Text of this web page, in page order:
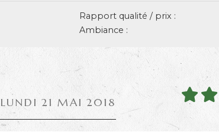
Rapport qualité / prix :
Ambiance :
21 MAI 2018